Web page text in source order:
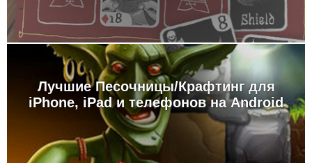
Лучшие Песочницы/Крафтинг для
iPhone, iPad и телефонов на Android